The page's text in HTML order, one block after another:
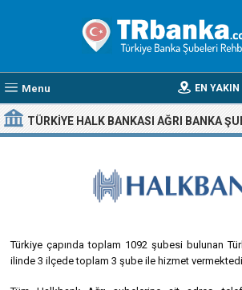
Menu EN YAKIN
TÜRKIYE HALK BANKASI AĞRI BANKA
Türkiye çapında toplam 1092 şubesi bulunan
ilinde 3 ilçede toplam 3 şube ile hizmet